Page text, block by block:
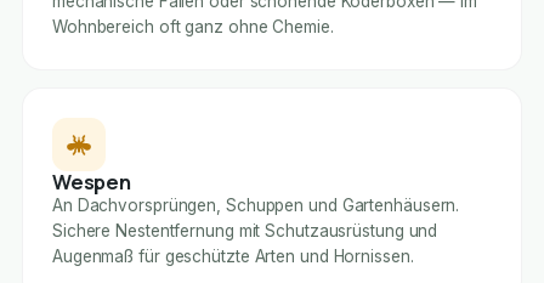
Wohnbereich oft ganz ohne Chemie.
Wespen
An Dachvorsprüngen, Schuppen und Gartenhäusern.
Sichere Nestentfernung mit Schutzausrüstung und
Augenmaß für geschützte Arten und Hornissen.